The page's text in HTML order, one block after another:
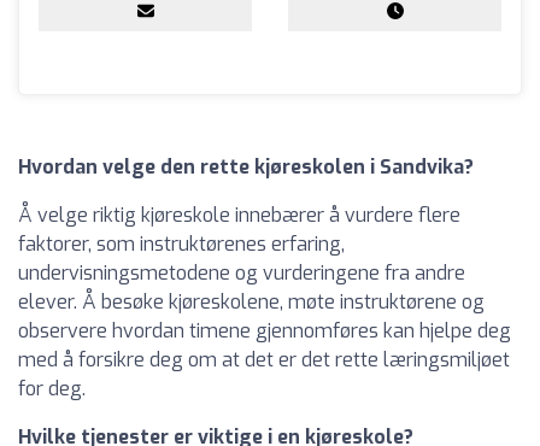
Hvordan velge den rette kjøreskolen i Sandvika?
Å velge riktig kjøreskole innebærer å vurdere flere
faktorer, som instruktørenes erfaring,
undervisningsmetodene og vurderingene fra andre
elever. Å besøke kjøreskolene, møte instruktørene og
observere hvordan timene gjennomføres kan hjelpe deg
med å forsikre deg om at det er det rette læringsmiljøet
for deg.
Hvilke tjenester er viktige i en kjøreskole?